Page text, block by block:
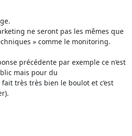
ne seront pas les mêmes que
» comme le monitoring.
précédente par exemple ce n’est
mais pour du
très très bien le boulot et c’est